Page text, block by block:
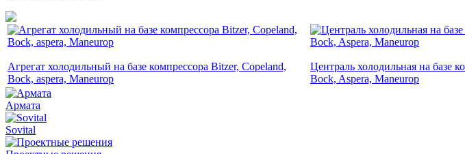
Агрегат холодильный на базе компрессора Bitzer, Copeland,
Bock, aspera, Maneurop
Централь холодильная на базе
Bock, Aspera, Maneurop
Армата
Sovital